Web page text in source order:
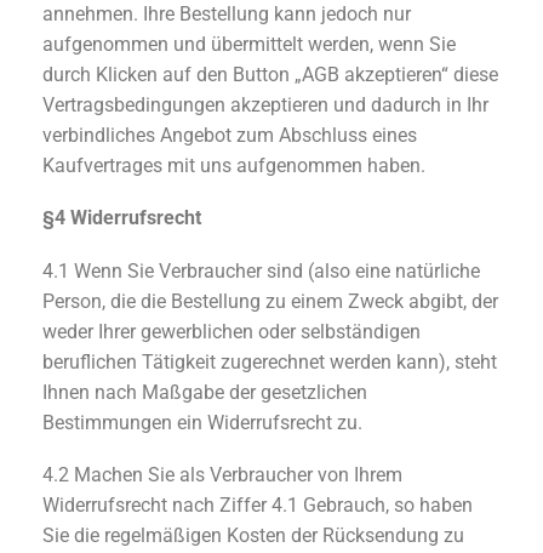
annehmen. Ihre Bestellung kann jedoch nur
aufgenommen und übermittelt werden, wenn Sie
durch Klicken auf den Button „AGB akzeptieren“ diese
Vertragsbedingungen akzeptieren und dadurch in Ihr
verbindliches Angebot zum Abschluss eines
Kaufvertrages mit uns aufgenommen haben.
§4 Widerrufsrecht
4.1 Wenn Sie Verbraucher sind (also eine natürliche
Person, die die Bestellung zu einem Zweck abgibt, der
weder Ihrer gewerblichen oder selbständigen
beruflichen Tätigkeit zugerechnet werden kann), steht
Ihnen nach Maßgabe der gesetzlichen
Bestimmungen ein Widerrufsrecht zu.
4.2 Machen Sie als Verbraucher von Ihrem
Widerrufsrecht nach Ziffer 4.1 Gebrauch, so haben
Sie die regelmäßigen Kosten der Rücksendung zu